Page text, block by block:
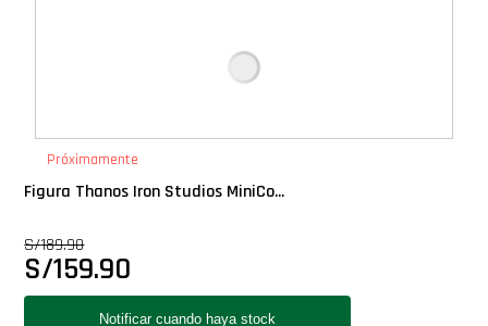
Próximamente
Figura Thanos Iron Studios MiniCo...
S/189.90
S/159.90